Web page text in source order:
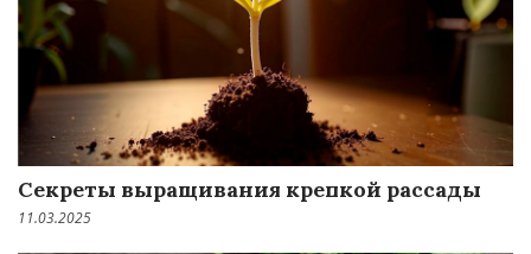
Секреты выращивания крепкой рассады
11.03.2025